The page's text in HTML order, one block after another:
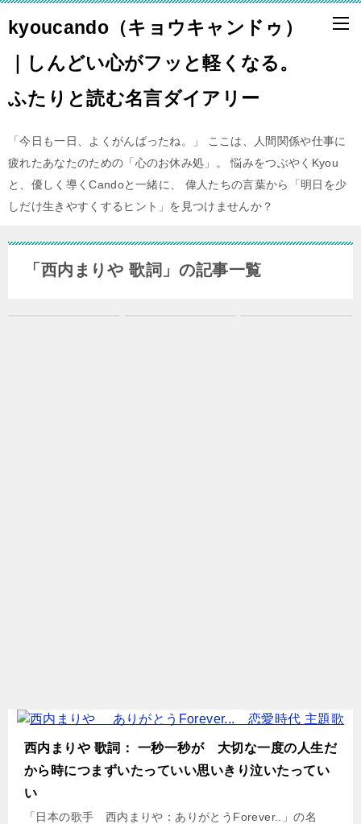
kyoucando（キョウキャンドゥ）
｜しんどい心がフッと軽くなる。
ふたりと読む名言ダイアリー
「今日も一日、よくがんばったね。」 ここは、人間関係や仕事に
疲れたあなたのための「心のお休み処」。 悩みをつぶやくKyou
と、優しく導くCandoと一緒に、 偉人たちの言葉から「明日を少
しだけ生きやすくするヒント」を見つけませんか？
「西内まりや 歌詞」の記事一覧
西内まりや 歌詞： 一秒一秒が 大切な一度の人生だ
から時につまずいたっていい思いきり泣いたってい
い
「日本の歌手 西内まりや：ありがとうForever..」の名